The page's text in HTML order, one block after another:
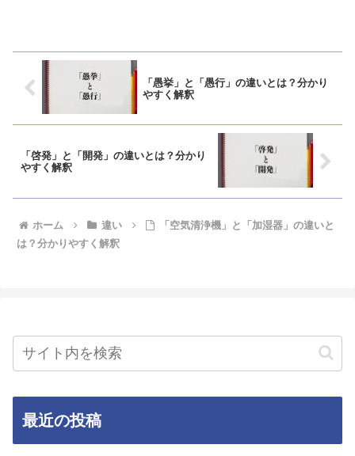
「愚挙」と「愚行」の違いとは？分かり
やすく解釈
「啓発」と「開発」の違いとは？分かり
やすく解釈
ホーム 違い
「空気清浄機」と「加湿器」の違いと
は？分かりやすく解釈
最近の投稿